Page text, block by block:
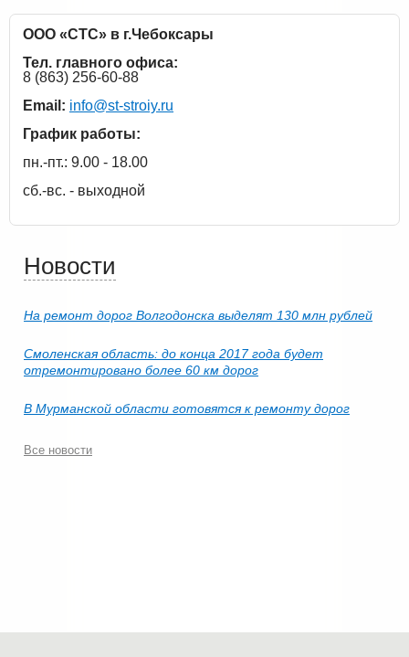
ООО «СТС» в г.Чебоксары
Тел. главного офиса:
8 (863) 256-60-88
Email: info@st-stroiy.ru
График работы:
пн.-пт.: 9.00 - 18.00
сб.-вс. - выходной
Новости
На ремонт дорог Волгодонска выделят 130 млн рублей
Смоленская область: до конца 2017 года будет
отремонтировано более 60 км дорог
В Мурманской области готовятся к ремонту дорог
Все новости